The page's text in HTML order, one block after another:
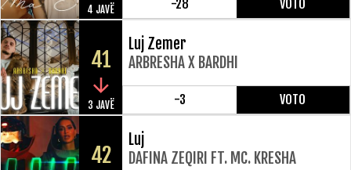
4 JAVË -28 VOTO
41
3 JAVË
Luj Zemer
ARBRESHA X BARDHI
-3 VOTO
42
Luj
DAFINA ZEQIRI FT. MC. KRESHA